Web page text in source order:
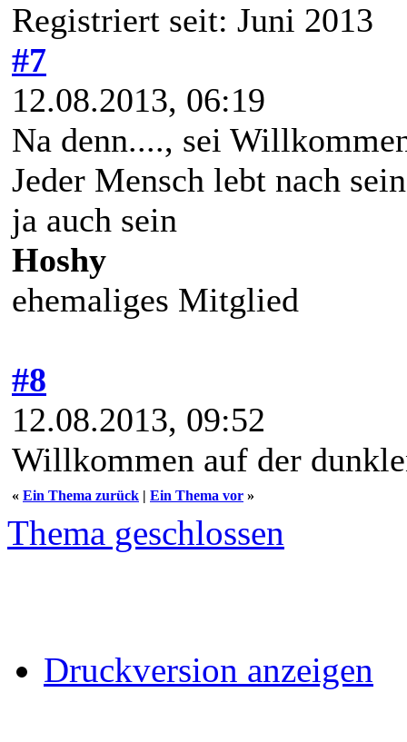
Registriert seit: Juni 2013
#7
12.08.2013, 06:19
Na denn...., sei
Jeder Mensch lebt nach
ja auch sein
Hoshy
ehemaliges Mitglied
#8
12.08.2013, 09:52
Willkommen auf der
« Ein Thema zurück | Ein Thema vor »
Thema geschlossen
Druckversion anzeigen